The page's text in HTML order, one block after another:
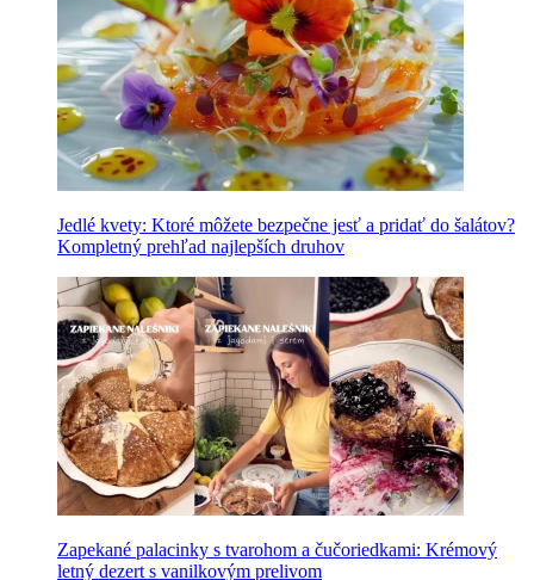
Jedlé kvety: Ktoré môžete bezpečne jesť a pridať do šalátov?
Kompletný prehľad najlepších druhov
Zapekané palacinky s tvarohom a čučoriedkami: Krémový
letný dezert s vanilkovým prelivom